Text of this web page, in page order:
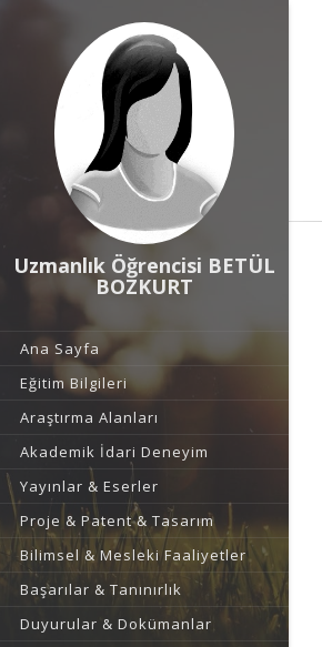
Uzmanlık Öğrencisi BETÜL
BOZKURT
Ana Sayfa
Eğitim Bilgileri
Araştırma Alanları
Akademik İdari Deneyim
Yayınlar & Eserler
Proje & Patent & Tasarım
Bilimsel & Mesleki Faaliyetler
Başarılar & Tanınırlık
Duyurular & Dokümanlar